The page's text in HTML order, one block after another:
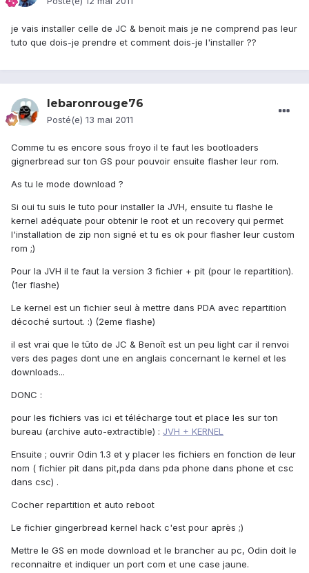
je vais installer celle de JC & benoit mais je ne comprend pas leur
tuto que dois-je prendre et comment dois-je l'installer ??
lebaronrouge76
Posté(e) 13 mai 2011
Comme tu es encore sous froyo il te faut les bootloaders
gignerbread sur ton GS pour pouvoir ensuite flasher leur rom.
As tu le mode download ?
Si oui tu suis le tuto pour installer la JVH, ensuite tu flashe le
kernel adéquate pour obtenir le root et un recovery qui permet
l'installation de zip non signé et tu es ok pour flasher leur custom
rom ;)
Pour la JVH il te faut la version 3 fichier + pit (pour le repartition).
(1er flashe)
Le kernel est un fichier seul à mettre dans PDA avec repartition
décoché surtout. :) (2eme flashe)
il est vrai que le tûto de JC & Benoît est un peu light car il renvoi
vers des pages dont une en anglais concernant le kernel et les
downloads...
DONC :
pour les fichiers vas ici et télécharge tout et place les sur ton
bureau (archive auto-extractible) : JVH + KERNEL
Ensuite ; ouvrir Odin 1.3 et y placer les fichiers en fonction de leur
nom ( fichier pit dans pit,pda dans pda phone dans phone et csc
dans csc) .
Cocher repartition et auto reboot
Le fichier gingerbread kernel hack c'est pour après ;)
Mettre le GS en mode download et le brancher au pc, Odin doit le
reconnaitre et indiquer un port com et une case jaune.